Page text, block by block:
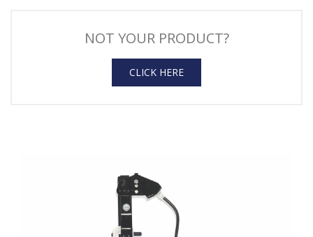
Noticias y Eventos
contactos
NOT YOUR PRODUCT?
CLICK HERE